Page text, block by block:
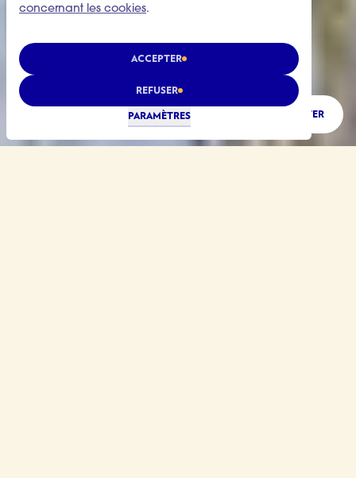
concernant les cookies.
ACCEPTER
REFUSER
PARAMÈTRES ÉCOUTER